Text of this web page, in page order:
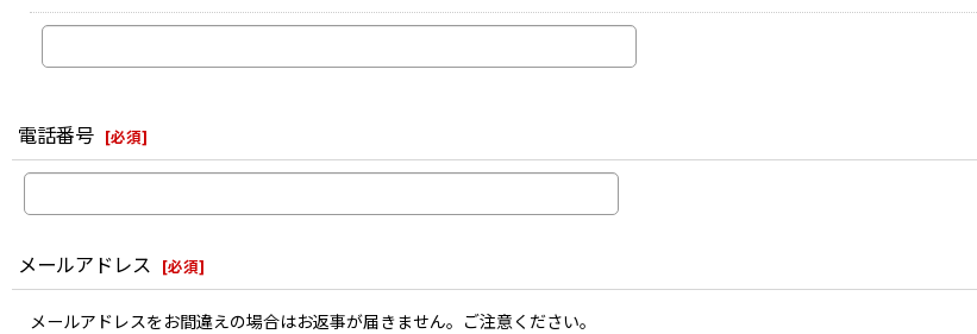
電話番号 [必須]
メールアドレス [必須]
メールアドレスをお間違えの場合はお返事が届きません。ご注意ください。